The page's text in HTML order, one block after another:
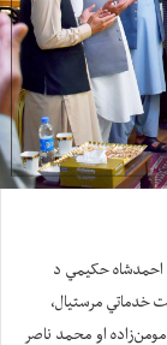
حکیمي د
خدماتي مرستیال،
او محمد ناصر